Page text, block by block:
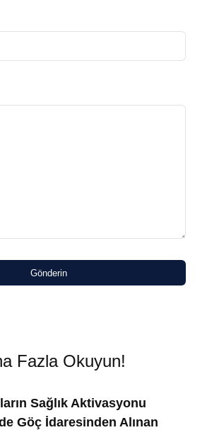
Gönderin
Fazla Okuyun!
Sağlık Aktivasyonu
Göç İdaresinden Alınan